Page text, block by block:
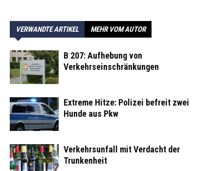
VERWANDTE ARTIKEL MEHR VOM AUTOR
B 207: Aufhebung von
Verkehrseinschränkungen
Extreme Hitze: Polizei befreit zwei
Hunde aus Pkw
Verkehrsunfall mit Verdacht der
Trunkenheit